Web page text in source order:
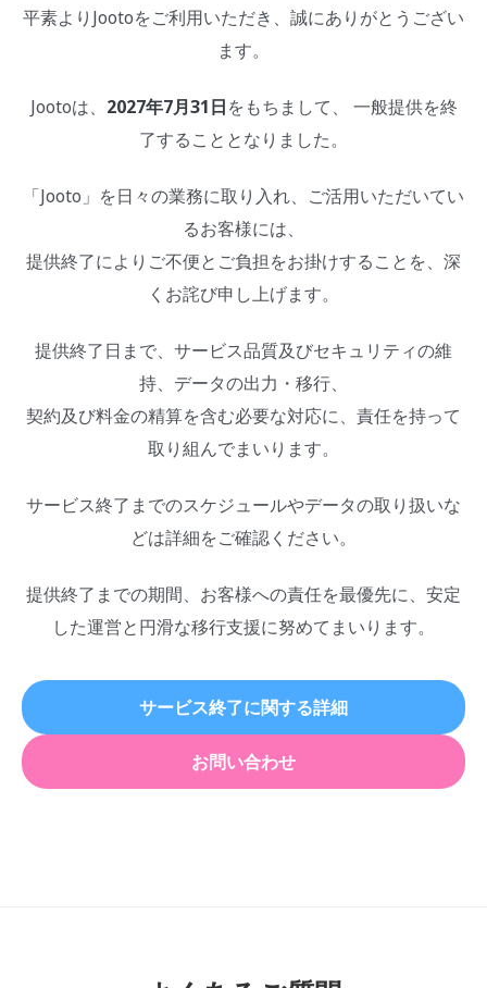
平素よりJootoをご利用いただき、誠にありがとうござい
ます。
Jootoは、 2027年7月31日をもちまして、 一般提供を終
了することとなりました。
「Jooto」を日々の業務に取り入れ、ご活用いただいてい
るお客様には、
提供終了によりご不便とご負担をお掛けすることを、深
くお詫び申し上げます。
提供終了日まで、サービス品質及びセキュリティの維
持、データの出力・移行、
契約及び料金の精算を含む必要な対応に、責任を持って
取り組んでまいります。
サービス終了までのスケジュールやデータの取り扱いな
どは詳細をご確認ください。
提供終了までの期間、お客様への責任を最優先に、安定
した運営と円滑な移行支援に努めてまいります。
サービス終了に関する詳細
お問い合わせ